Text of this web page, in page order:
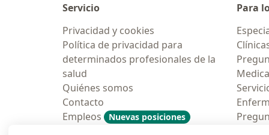
Servicio
Privacidad y cookies
Política de privacidad para
determinados profesionales de la
salud
Quiénes somos
Contacto
Empleos
Nuevas posiciones
Para